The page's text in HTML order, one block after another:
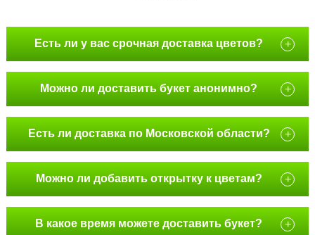
Есть ли у вас срочная доставка цветов? +
Можно ли доставить букет анонимно? +
Есть ли доставка по Московской области? +
Можно ли добавить открытку к цветам? +
В какое время можете доставить букет? +